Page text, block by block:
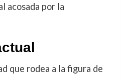
acosada por la
que rodea a la figura de